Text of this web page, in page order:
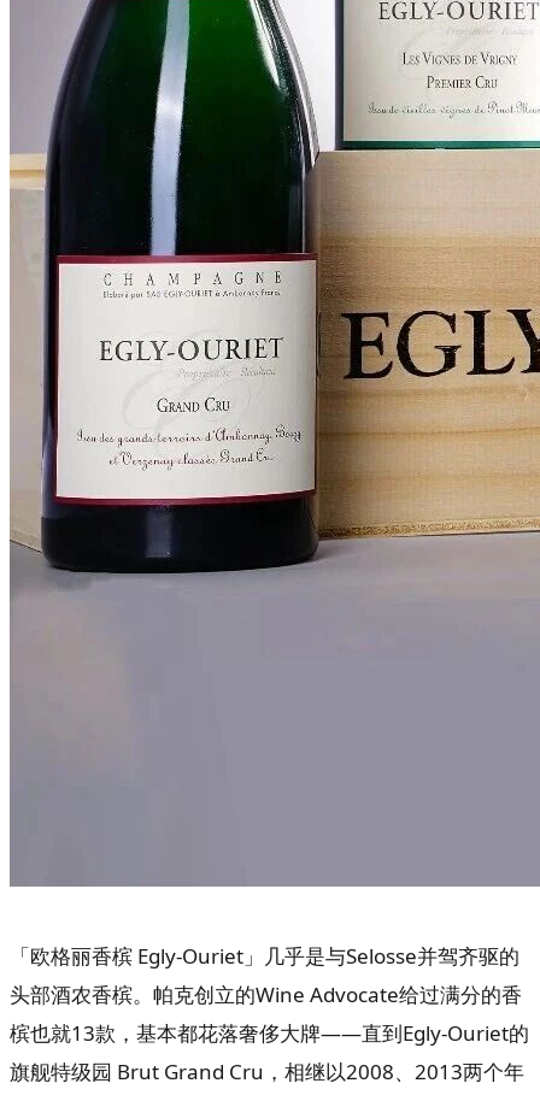
「欧格丽香槟 Egly-Ouriet」几乎是与Selosse并驾齐驱的
头部酒农香槟。帕克创立的Wine Advocate给过满分的香
槟也就13款，基本都花落奢侈大牌——直到Egly-Ouriet的
旗舰特级园 Brut Grand Cru，相继以2008、2013两个年